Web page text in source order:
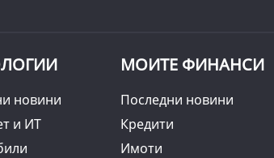
новини
и ИТ
МОИТЕ ФИНАНСИ
Последни новини
Кредити
Имоти